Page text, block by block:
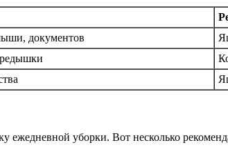
документов
ежедневной уборки. Вот несколько